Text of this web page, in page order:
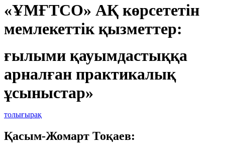
«ҰМҒТСО» АҚ көрсететін
мемлекеттік қызметтер:
ғылыми қауымдастыққа
арналған практикалық
ұсыныстар»
толығырақ
Қасым-Жомарт Тоқаев: